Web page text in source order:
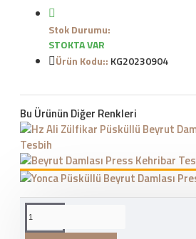
Stok Durumu:
STOKTA VAR
Ürün Kodu:: KG20230904
Bu Ürünün Diğer Renkleri
VER